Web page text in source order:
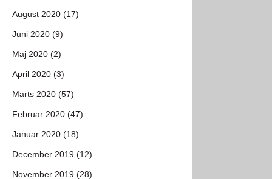
August 2020 (17)
Juni 2020 (9)
Maj 2020 (2)
April 2020 (3)
Marts 2020 (57)
Februar 2020 (47)
Januar 2020 (18)
December 2019 (12)
November 2019 (28)